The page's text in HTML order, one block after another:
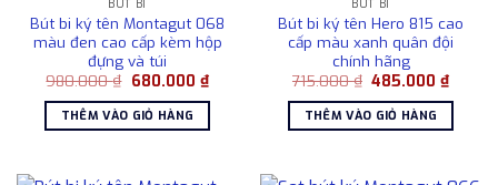
BÚT BI
Bút bi ký tên Montagut 068
màu đen cao cấp kèm hộp
đựng và túi
980.000₫ Giá
là:
980.000 ₫.
680.000 ₫Giá
hiện
tại
680.000 ₫.
THÊM VÀO GIỎ HÀNG
BÚT BI
Bút bi ký tên Hero 815 cao
cấp màu xanh quân đội
chính hãng
715.000₫ Giá
là:
715.000 ₫.
485.000₫Giá
hiện
tại
THÊM VÀO GIỎ HÀNG